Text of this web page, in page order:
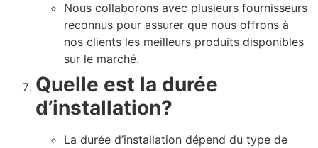
Nous collaborons avec plusieurs fournisseurs
reconnus pour assurer que nous offrons à
nos clients les meilleurs produits disponibles
sur le marché.
Quelle est la durée
d’installation?
La durée d’installation dépend du type de